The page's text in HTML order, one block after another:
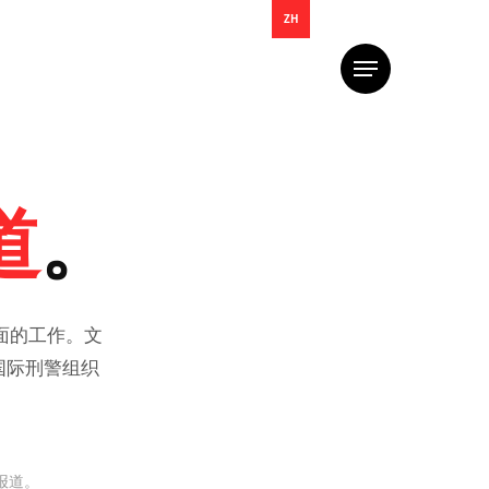
ZH
菜
单
。
的工作。文
刑警组织
。